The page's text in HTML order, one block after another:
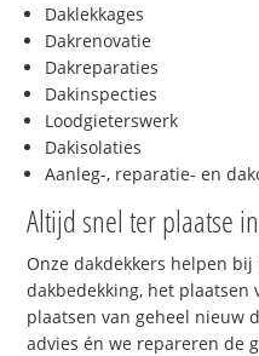
Daklekkages
Dakrenovatie
Dakreparaties
Dakinspecties
Loodgieterswerk
Dakisolaties
Aanleg-, reparatie- en
Altijd snel ter plaatse in
Onze dakdekkers helpen
dakbedekking, het
plaatsen van geheel nieuw
advies én we repareren de